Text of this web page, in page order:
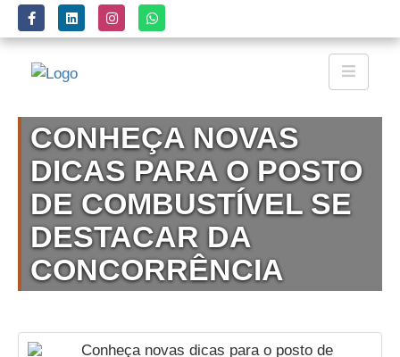
CONHEÇA NOVAS
DICAS PARA O POSTO
DE COMBUSTÍVEL SE
DESTACAR DA
CONCORRÊNCIA